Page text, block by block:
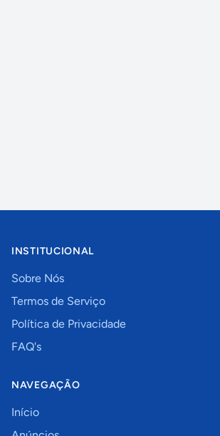
INSTITUCIONAL
Sobre Nós
Termos de Serviço
Política de Privacidade
FAQ's
NAVEGAÇÃO
Início